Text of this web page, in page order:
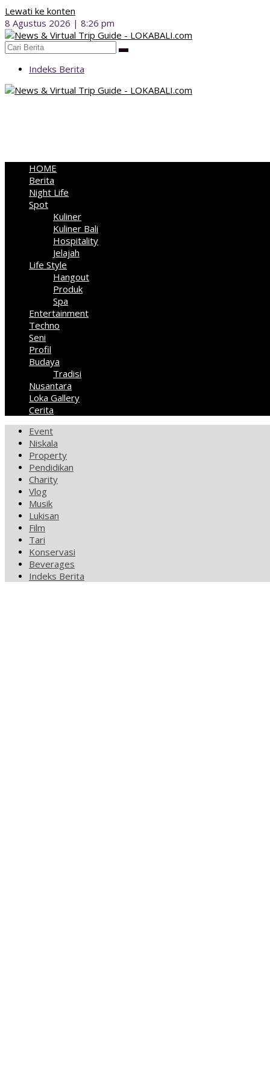
Lewati ke konten
8 Agustus 2026 | 8:26 pm
Indeks Berita
HOME
Berita
Night Life
Spot
Kuliner
Kuliner Bali
Hospitality
Jelajah
Life Style
Hangout
Produk
Spa
Entertainment
Techno
Seni
Profil
Budaya
Tradisi
Nusantara
Loka Gallery
Cerita
Event
Niskala
Property
Pendidikan
Charity
Vlog
Musik
Lukisan
Film
Tari
Konservasi
Beverages
Indeks Berita